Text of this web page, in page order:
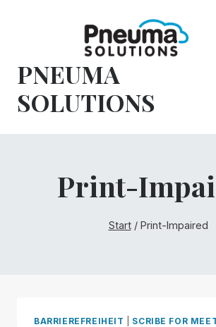
PNEUMA
SOLUTIONS
Print-
Start / Print-Impaired
BARRIEREFREIHEIT SCRIBE FOR